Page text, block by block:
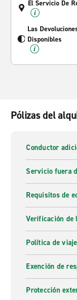
El Servicio De
Las
Disponibles
Pólizas del
Conductor
Servicio fuera
Requisitos de
Verificación de
Política de
Exención de
Protección